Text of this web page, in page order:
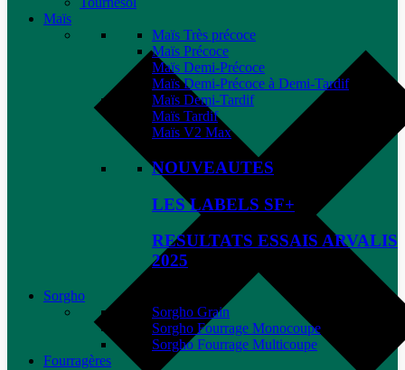
Maïs
Maïs Très précoce
Maïs Précoce
Maïs Demi-Précoce
Maïs Demi-Précoce à Demi-Tardif
Maïs Demi-Tardif
Maïs Tardif
Maïs V2 Max
NOUVEAUTES
LES LABELS SF+
RESULTATS ESSAIS ARVALIS
2025
Sorgho
Sorgho Grain
Sorgho Fourrage Monocoupe
Sorgho Fourrage Multicoupe
Fourragères